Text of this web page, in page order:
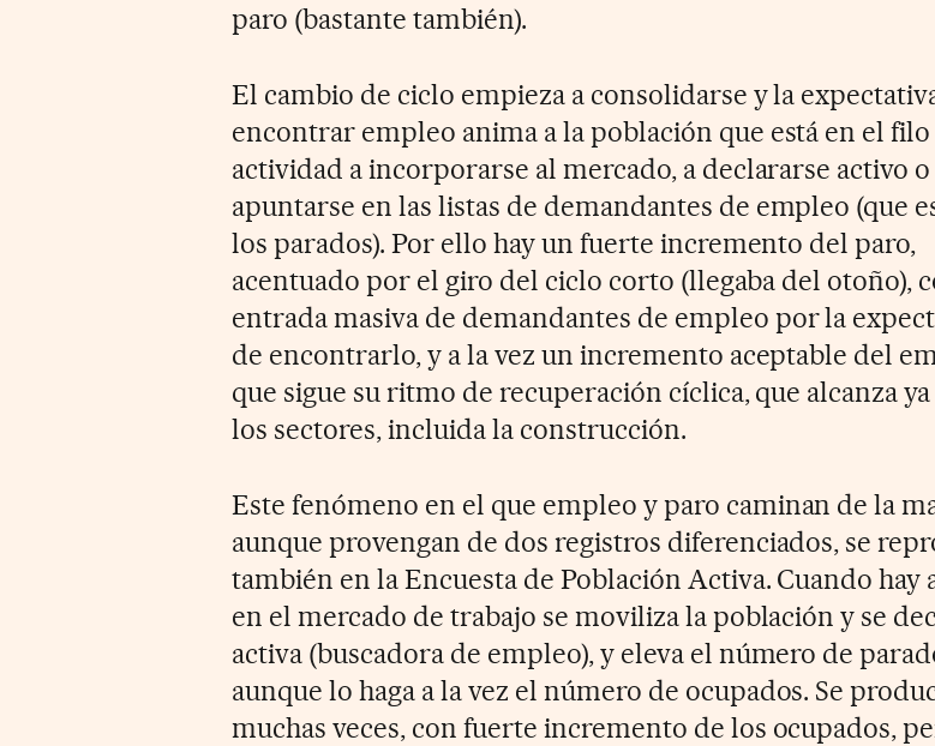
paro (bastante también).
El cambio de ciclo empieza a consolidarse y la
encontrar empleo anima a la población que está en el
actividad a incorporarse al mercado, a declararse activo o
apuntarse en las listas de demandantes de empleo (que
los parados). Por ello hay un fuerte incremento del paro,
acentuado por el giro del ciclo corto (llegaba del otoño),
entrada masiva de demandantes de empleo por la
de encontrarlo, y a la vez un incremento aceptable del
que sigue su ritmo de recuperación cíclica, que alcanza
los sectores, incluida la construcción.
Este fenómeno en el que empleo y paro caminan de la
aunque provengan de dos registros diferenciados, se
también en la Encuesta de Población Activa. Cuando hay
en el mercado de trabajo se moviliza la población y se
activa (buscadora de empleo), y eleva el número de
aunque lo haga a la vez el número de ocupados. Se
muchas veces, con fuerte incremento de los ocupados,